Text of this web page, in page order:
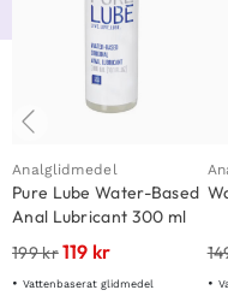
Analglidmedel
Pure Lube Water-Based
Anal Lubricant 300 ml
199kr119 kr
Vattenbaserat glidmedel